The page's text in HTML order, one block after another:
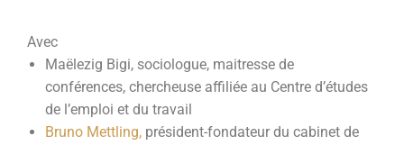
Avec
Maëlezig Bigi, sociologue, maitresse de
conférences, chercheuse affiliée au Centre d’études
de l’emploi et du travail
Bruno Mettling, président-fondateur du cabinet de